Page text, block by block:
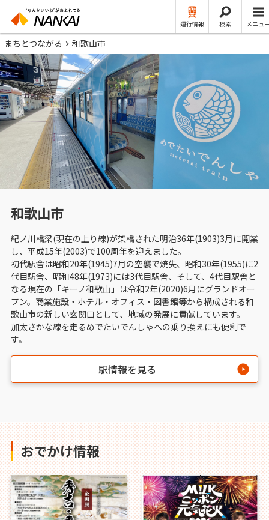
運行情報 検索 メニュ
まちとつながる 和歌山市
和歌山市
紀ノ川橋梁(現在の上り線)が架橋された明治36年(1903)3月に開業
し、平成15年(2003)で100周年を迎えました。
初代駅舎は昭和20年(1945)7月の空襲で焼失、昭和30年(1955)に2
代目駅舎、昭和48年(1973)には3代目駅舎、そして、4代目駅舎と
なる現在の「キーノ和歌山」は令和2年(2020)6月にグランドオー
プン。商業施設・ホテル・オフィス・図書館等から構成される和
歌山市の新しい玄関口として、地域の発展に貢献しています。
加太さかな線を走るめでたいでんしゃへの乗り換えにも便利で
す。
駅情報を見る
おでかけ情報